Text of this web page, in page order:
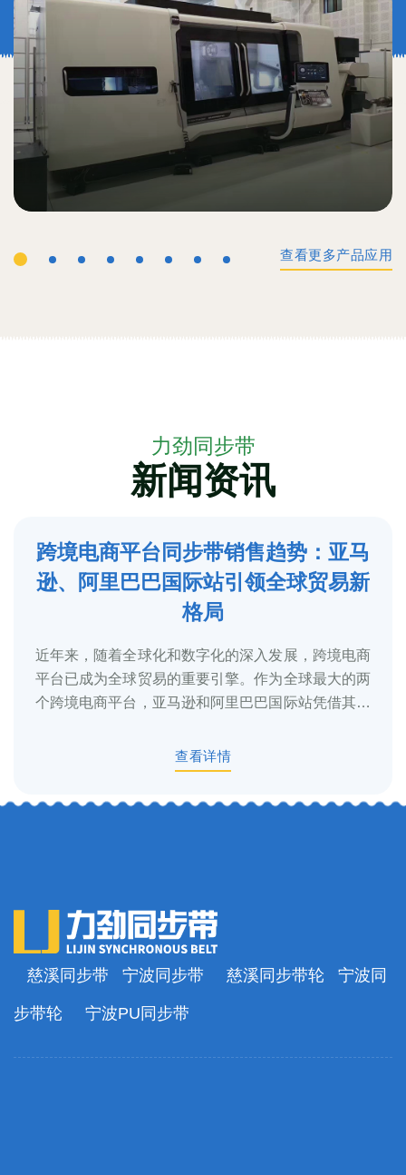
查看更多产品应用
力劲同步带
新闻资讯
5
2025-3
跨境电商平台同步带销售趋势：亚马
逊、阿里巴巴国际站引领全球贸易新
格局
近年来，随着全球化和数字化的深入发展，跨境电商
平台已成为全球贸易的重要引擎。作为全球最大的两
个跨境电商平台，亚马逊和阿里巴巴国际站凭借其庞
查看详情
慈溪同步带 宁波同步带 慈溪同步带轮 宁波同
步带轮 宁波PU同步带